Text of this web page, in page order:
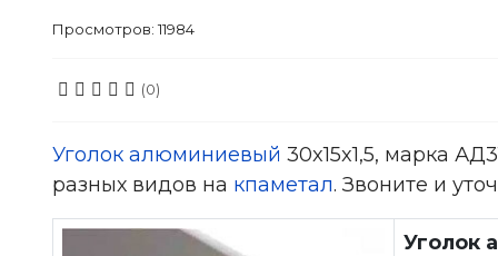
Просмотров: 11984
(0)
Уголок алюминиевый 30x15x1,5, марка
разных видов на кпаметал. Звоните и
Уголок